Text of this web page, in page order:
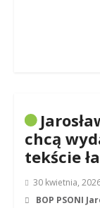
chcą
tekście
30 kwietnia,
BOP PSONI